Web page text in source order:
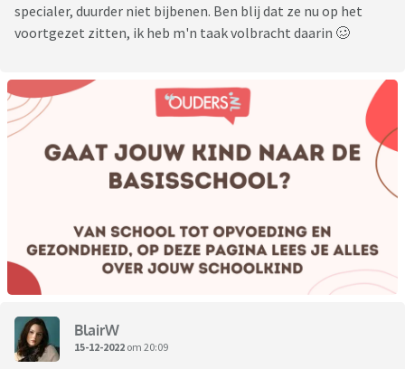
specialer, duurder niet bijbenen. Ben blij dat ze nu op het
voortgezet zitten, ik heb m'n taak volbracht daarin 🥴
BlairW
15-12-2022 om 20:09